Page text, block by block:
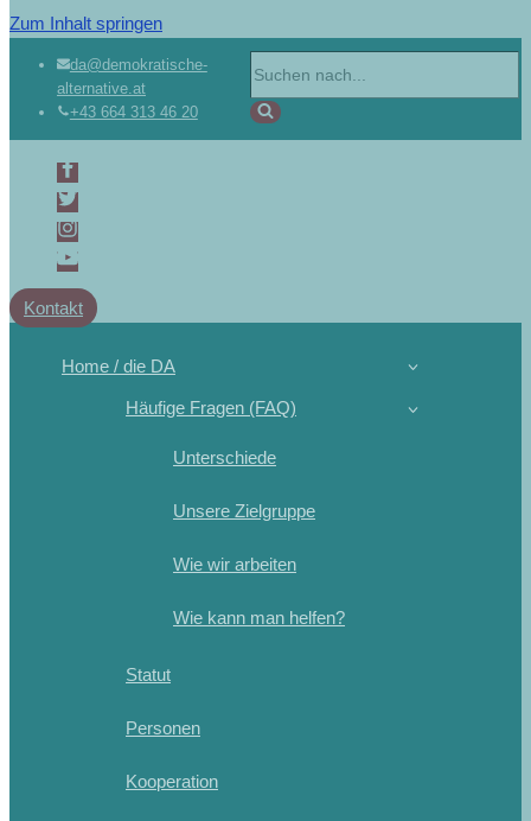
Zum Inhalt springen
da@demokratische-
alternative.at
+43 664 313 46 20
Kontakt
Home / die DA
Häufige Fragen (FAQ)
Unterschiede
Unsere Zielgruppe
Wie wir arbeiten
Wie kann man helfen?
Statut
Personen
Kooperation